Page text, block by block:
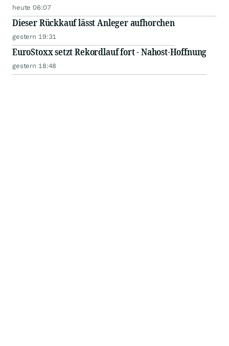
heute 06:07
Dieser Rückkauf lässt Anleger aufhorchen
gestern 19:31
EuroStoxx setzt Rekordlauf fort - Nahost-Hoffnung
gestern 18:48